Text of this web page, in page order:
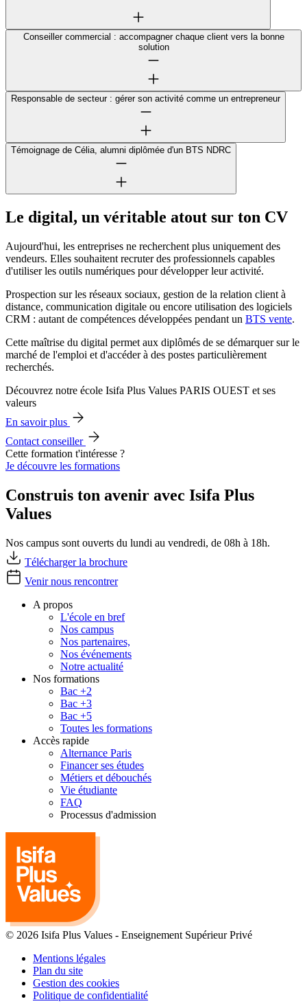
Conseiller commercial : accompagner chaque client vers la bonne
solution
Responsable de secteur : gérer son activité comme un entrepreneur
Témoignage de Célia, alumni diplômée d'un BTS NDRC
Le digital, un véritable atout sur ton CV
Aujourd'hui, les entreprises ne recherchent plus uniquement des
vendeurs. Elles souhaitent recruter des professionnels capables
d'utiliser les outils numériques pour développer leur activité.
Prospection sur les réseaux sociaux, gestion de la relation client à
distance, communication digitale ou encore utilisation des logiciels
CRM : autant de compétences développées pendant un BTS vente.
Cette maîtrise du digital permet aux diplômés de se démarquer sur le
marché de l'emploi et d'accéder à des postes particulièrement
recherchés.
Découvrez notre école Isifa Plus Values PARIS OUEST et ses
valeurs
En savoir plus
Contact conseiller
Cette formation t'intéresse ?
Je découvre les formations
Construis ton avenir avec Isifa Plus
Values
Nos campus sont ouverts du lundi au vendredi, de 08h à 18h.
Télécharger la brochure
Venir nous rencontrer
A propos
L'école en bref
Nos campus
Nos partenaires,
Nos événements
Notre actualité
Nos formations
Bac +2
Bac +3
Bac +5
Toutes les formations
Accès rapide
Alternance Paris
Financer ses études
Métiers et débouchés
Vie étudiante
FAQ
Processus d'admission
© 2026 Isifa Plus Values - Enseignement Supérieur Privé
Mentions légales
Plan du site
Gestion des cookies
Politique de confidentialité